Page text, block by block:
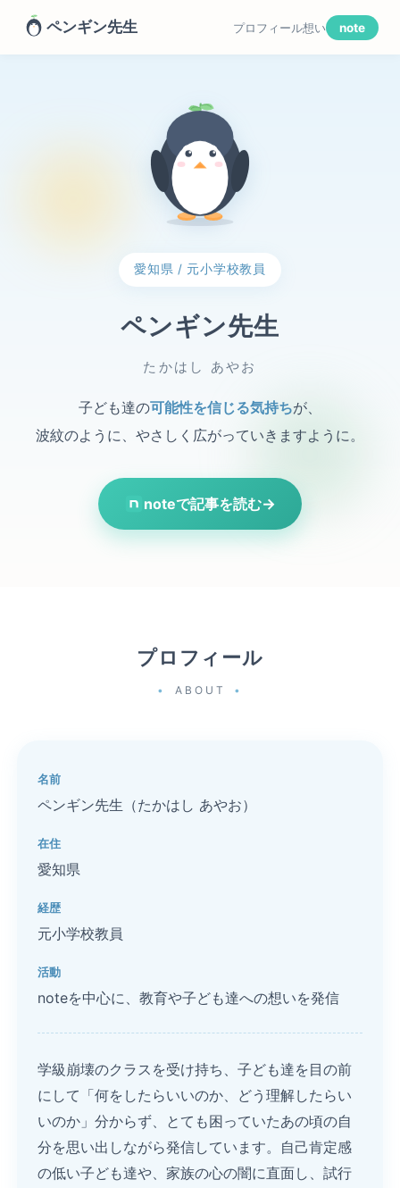
ペンギン先生 プロフィール想い note
愛知県 / 元小学校教員
ペンギン先生
たかはし あやお
子ども達の可能性を信じる気持ちが、
波紋のように、やさしく広がっていきますように。
noteで記事を読む→
プロフィール
ABOUT
名前
ペンギン先生（たかはし あやお）
在住
愛知県
経歴
元小学校教員
活動
noteを中心に、教育や子ども達への想いを発信
学級崩壊のクラスを受け持ち、子ども達を目の前
にして「何をしたらいいのか、どう理解したらい
いのか」分からず、とても困っていたあの頃の自
分を思い出しながら発信しています。自己肯定感
の低い子ども達や、家族の心の闇に直面し、試行